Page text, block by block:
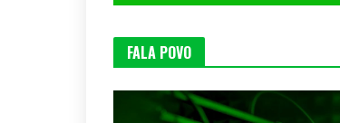
FALA POVO